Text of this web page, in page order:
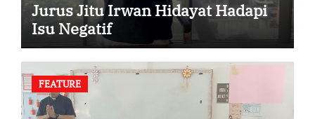
Jurus Jitu Irwan Hidayat Hadapi
Isu Negatif
FEATURE